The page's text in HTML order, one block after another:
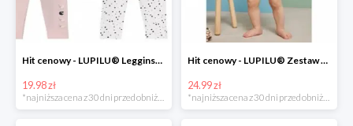
Hit cenowy - LUPILU® Legginsy niemowlęce z biobawełną, 2 pary
19.98 zł
Hit cenowy - LUPILU® Zestaw dziecięcy z biobawełny (body + koszulka + spodenki), 1 komplet
24.99 zł